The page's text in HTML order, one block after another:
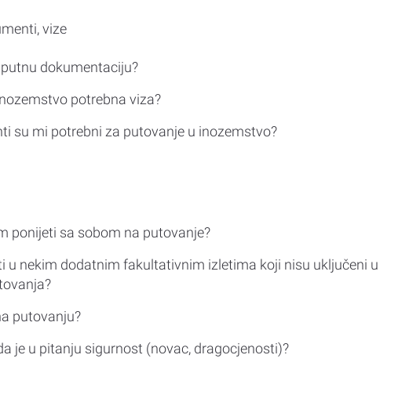
vize
dokumentaciju?
potrebna viza?
su mi potrebni za putovanje u inozemstvo?
ponijeti sa sobom na putovanje?
u nekim dodatnim fakultativnim izletima koji nisu uključeni u
putovanju?
je u pitanju sigurnost (novac, dragocjenosti)?